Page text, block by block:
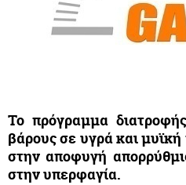
Το πρόγραμμα
βάρους σε υγρά και μυϊκή
στην αποφυγή
στην υπερφαγία.